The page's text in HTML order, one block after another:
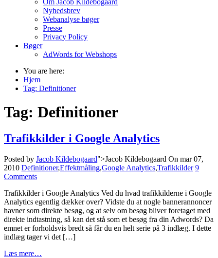
Om Jacob Kildebogaard
Nyhedsbrev
Webanalyse bøger
Presse
Privacy Policy
Bøger
AdWords for Webshops
You are here:
Hjem
Tag: Definitioner
Tag: Definitioner
Trafikkilder i Google Analytics
Posted by Jacob Kildebogaard">Jacob Kildebogaard On mar 07,
2010 Definitioner,Effektmåling,Google Analytics,Trafikkilder 9
Comments
Trafikkilder i Google Analytics Ved du hvad trafikkilderne i Google
Analytics egentlig dækker over? Vidste du at nogle bannerannoncer
havner som direkte besøg, og at selv om besøg bliver foretaget med
direkte indtastning, så kan det stå som et besøg fra din Adwords? Da
emnet er forholdsvis bredt så får du en helt serie på 3 indlæg. I dette
indlæg tager vi det […]
Læs mere…